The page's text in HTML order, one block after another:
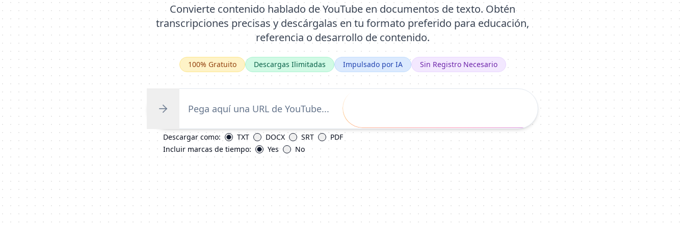
Convierte contenido hablado de YouTube en documentos de texto. Obtén
transcripciones precisas y descárgalas en tu formato preferido para educación,
referencia o desarrollo de contenido.
100% Gratuito Descargas Ilimitadas Impulsado por IA Sin Registro Necesario
Descargar como: TXT DOCX SRT
PDF
Incluir marcas de tiempo:
Yes No